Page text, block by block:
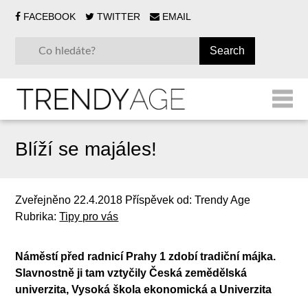
FACEBOOK TWITTER EMAIL
Blíží se majáles!
Zveřejněno 22.4.2018 Příspěvek od:Trendy Age
Rubrika:Tipy pro vás
Náměstí před radnicí Prahy 1 zdobí tradiční májka.
Slavnostně ji tam vztyčily Česká zemědělská
univerzita, Vysoká škola ekonomická a Univerzita